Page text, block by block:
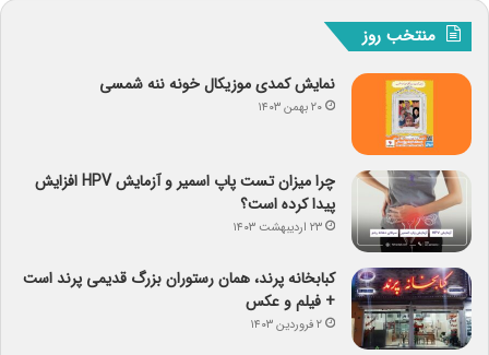
منتخب روز
نمایش کمدی موزیکال خونه ننه شمسی
۲۰ بهمن ۱۴۰۳
چرا میزان تست پاپ اسمیر و آزمایش HPV افزایش
پیدا کرده است؟
۲۳ اردیبهشت ۱۴۰۳
کبابخانه پرند، همان رستوران بزرگ قدیمی پرند است
+ فیلم و عکس
۲ فروردین ۱۴۰۳